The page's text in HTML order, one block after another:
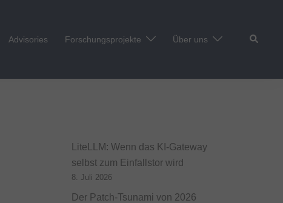
Advisories Forschungsprojekte Über uns Suche
LiteLLM: Wenn das KI-Gateway
selbst zum Einfallstor wird
8. Juli 2026
Der Patch-Tsunami von 2026